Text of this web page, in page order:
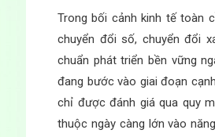
Trong bối cảnh kinh tế toàn
chuyển đổi số, chuyển đổi
chuẩn phát triển bền vững
đang bước vào giai đoạn
chỉ được đánh giá qua quy
thuộc ngày càng lớn vào